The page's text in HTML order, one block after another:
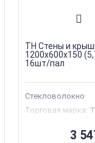
ТН Стены и
1200х600х150
16шт/пал
Стекловолокно
Торговая марка:
Тип конструкции :
3